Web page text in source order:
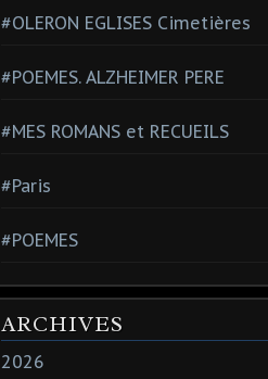
#OLERON EGLISES Cimetières
#POEMES. ALZHEIMER PERE
#MES ROMANS et RECUEILS
#Paris
#POEMES
ARCHIVES
2026